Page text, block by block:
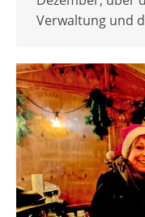
Verwaltung und